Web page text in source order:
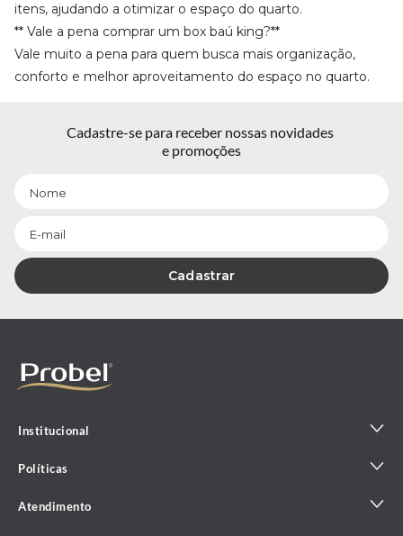
itens, ajudando a otimizar o espaço do quarto.
** Vale a pena comprar um box baú king?**
Vale muito a pena para quem busca mais organização,
conforto e melhor aproveitamento do espaço no quarto.
Cadastre-se para receber nossas novidades
e promoções
Cadastrar
Institucional
Políticas
Atendimento